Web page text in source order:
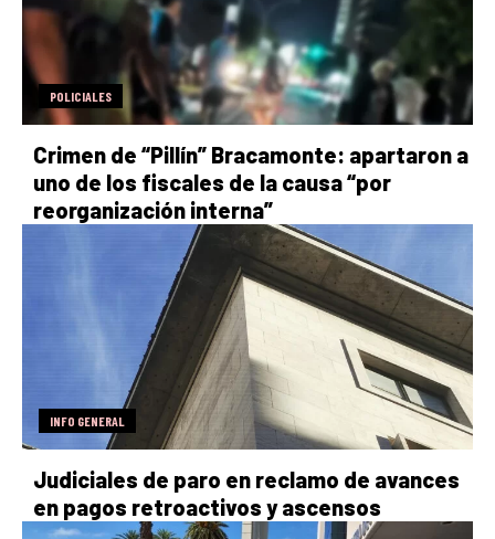
POLICIALES
Crimen de “Pillín” Bracamonte: apartaron a
uno de los fiscales de la causa “por
reorganización interna”
INFO GENERAL
Judiciales de paro en reclamo de avances
en pagos retroactivos y ascensos